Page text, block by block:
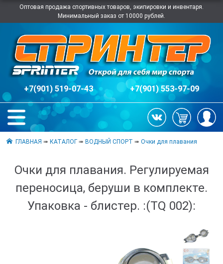
Оптовая продажа спортивных товаров, экипировки и инвентаря.
Минимальный заказ от 10000 рублей.
+7(901) 519-07-43 +7(901) 553-97-09
ГЛАВНАЯ ➠КАТАЛОГ ➠ВОДНЫЙ СПОРТ ➠Очки для плавания
Очки для плавания. Регулируемая
переносица, беруши в комплекте.
Упаковка - блистер. :(ТQ 002):